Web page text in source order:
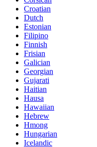
Croatian
Dutch
Estonian
Filipino
Finnish
Frisian
Galician
Georgian
Gujarati
Haitian
Hausa
Hawaiian
Hebrew
Hmong
Hungarian
Icelandic